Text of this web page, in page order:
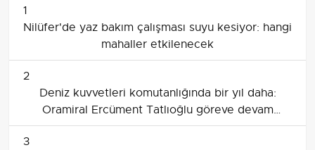
1
Nilüfer'de yaz bakım çalışması suyu kesiyor: hangi
mahaller etkilenecek
2
Deniz kuvvetleri komutanlığında bir yıl daha:
Oramiral Ercüment Tatlıoğlu göreve devam
edecek
3